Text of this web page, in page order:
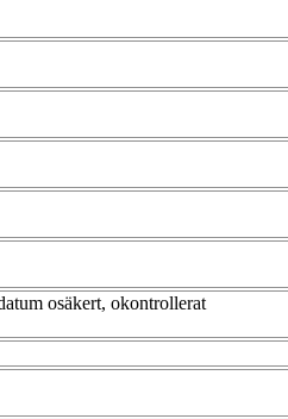
osäkert, okontrollerat